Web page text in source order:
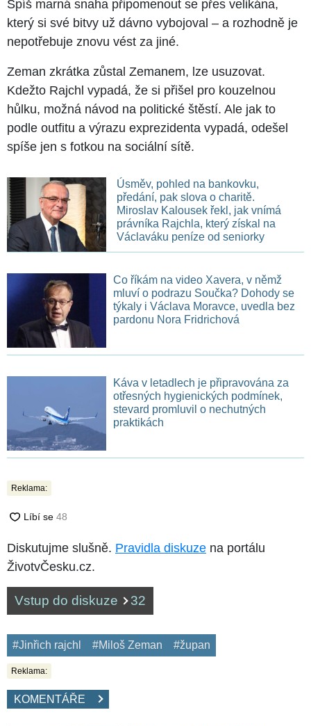
Spíš marná snaha připomenout se přes velikána,
který si své bitvy už dávno vybojoval – a rozhodně je
nepotřebuje znovu vést za jiné.
Zeman zkrátka zůstal Zemanem, lze usuzovat.
Kdežto Rajchl vypadá, že si přišel pro kouzelnou
hůlku, možná návod na politické štěstí. Ale jak to
podle outfitu a výrazu exprezidenta vypadá, odešel
spíše jen s fotkou na sociální sítě.
Úsměv, pohled na bankovku,
předání, pak slova o charitě.
Miroslav Kalousek řekl, jak vnímá
právníka Rajchla, který získal na
Václaváku peníze od seniorky
Co říkám na video Xavera, v němž
mluví o podrazu Součka? Dohody se
týkaly i Václava Moravce, uvedla bez
pardonu Nora Fridrichová
Káva v letadlech je připravována za
otřesných hygienických podmínek,
stevard promluvil o nechutných
praktikách
Reklama:
Diskutujme slušně. Pravidla diskuze na portálu
ŽivotvČesku.cz.
Vstup do diskuze 32
#Jinřich rajchl #Miloš Zeman #župan
Reklama:
KOMENTÁŘE